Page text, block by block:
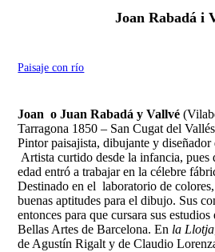
Joan Rabadá i
Paisaje con río
Joan o Juan Rabadá y Vallvé
Tarragona 1850 – San Cugat del
Pintor paisajista, dibujante y diseñador
Artista curtido desde la infancia, pues
edad entró a trabajar en la célebre
Destinado en el laboratorio de
buenas aptitudes para el dibujo. Sus
entonces para que cursara sus
Bellas Artes de Barcelona. En la Llotja
de Agustín Rigalt y de Claudio